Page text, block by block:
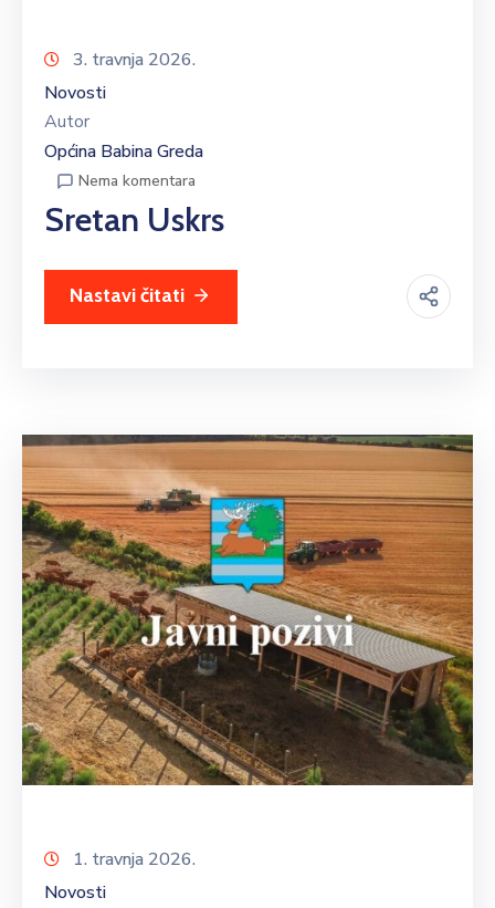
3. travnja 2026.
Novosti
Autor
Općina Babina Greda
Nema komentara
Sretan Uskrs
Nastavi čitati
1. travnja 2026.
Novosti